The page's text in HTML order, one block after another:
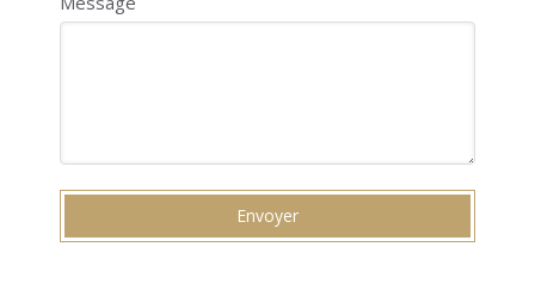
Envoyer